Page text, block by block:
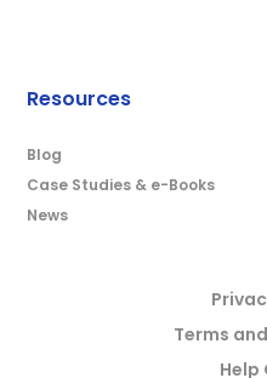
Resources
Blog
Case Studies & e-Books
News
Terms
Help